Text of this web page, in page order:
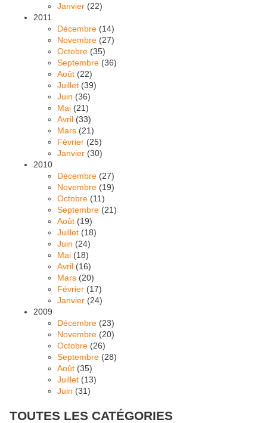
Janvier (22)
2011
Décembre (14)
Novembre (27)
Octobre (35)
Septembre (36)
Août (22)
Juillet (39)
Juin (36)
Mai (21)
Avril (33)
Mars (21)
Février (25)
Janvier (30)
2010
Décembre (27)
Novembre (19)
Octobre (11)
Septembre (21)
Août (19)
Juillet (18)
Juin (24)
Mai (18)
Avril (16)
Mars (20)
Février (17)
Janvier (24)
2009
Décembre (23)
Novembre (20)
Octobre (26)
Septembre (28)
Août (35)
Juillet (13)
Juin (31)
TOUTES LES CATÉGORIES